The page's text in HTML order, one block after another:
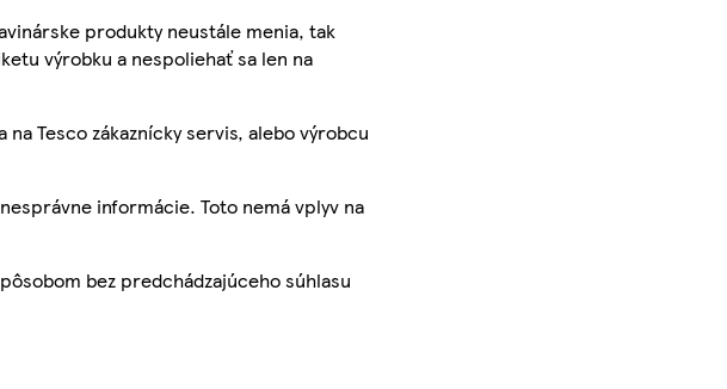
produkty neustále menia, tak
výrobku a nespoliehať sa len na
Tesco zákaznícky servis, alebo výrobcu
informácie. Toto nemá vplyv na
bez predchádzajúceho súhlasu